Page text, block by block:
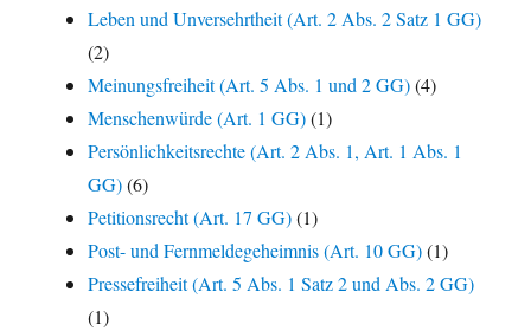
Leben und Unversehrtheit (Art. 2 Abs. 2 Satz 1 GG)
(2)
Meinungsfreiheit (Art. 5 Abs. 1 und 2 GG)(4)
Menschenwürde (Art. 1 GG)(1)
Persönlichkeitsrechte (Art. 2 Abs. 1, Art. 1 Abs. 1
GG)(6)
Petitionsrecht (Art. 17 GG)(1)
Post- und Fernmeldegeheimnis (Art. 10 GG)(1)
Pressefreiheit (Art. 5 Abs. 1 Satz 2 und Abs. 2 GG)
(1)